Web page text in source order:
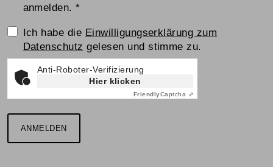
anmelden.*
Einwilligungserklärung
Ich habe die Einwilligungserklärung zum
Datenschutz gelesen und stimme zu.
Anti-Roboter-Verifizierung
Hier klicken
FriendlyCaptcha ⇗
ANMELDEN